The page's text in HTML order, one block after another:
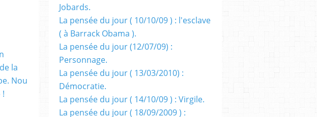
Jobards.
La pensée du jour ( 10/10/09 ) : l'esclave
( à Barrack Obama ).
La pensée du jour (12/07/09) :
Personnage.
La pensée du jour ( 13/03/2010) :
Démocratie.
La pensée du jour ( 14/10/09 ) : Virgile.
La pensée du jour ( 18/09/2009 ) :